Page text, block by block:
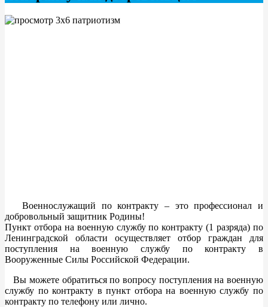
Военнослужащий по контракту – это профессионал и
добровольный защитник Родины!
Пункт отбора на военную службу по контракту (1 разряда) по
Ленинградской области осуществляет отбор граждан для
поступления на военную службу по контракту в
Вооруженные Силы Российской Федерации.
Вы можете обратиться по вопросу поступления на военную
службу по контракту в пункт отбора на военную службу по
контракту по телефону или лично.